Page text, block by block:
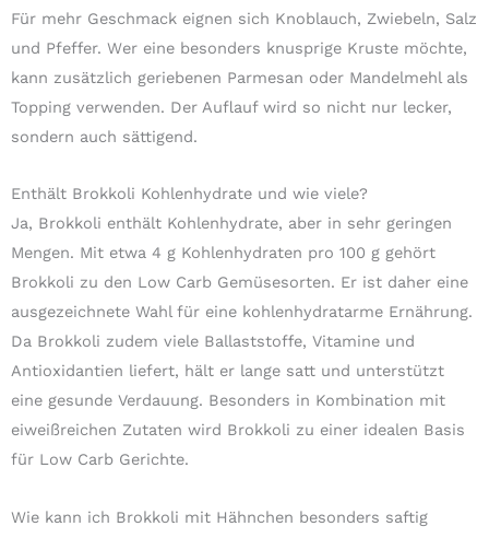
Für mehr Geschmack eignen sich Knoblauch, Zwiebeln, Salz
und Pfeffer. Wer eine besonders knusprige Kruste möchte,
kann zusätzlich geriebenen Parmesan oder Mandelmehl als
Topping verwenden. Der Auflauf wird so nicht nur lecker,
sondern auch sättigend.
Enthält Brokkoli Kohlenhydrate und wie viele?
Ja, Brokkoli enthält Kohlenhydrate, aber in sehr geringen
Mengen. Mit etwa 4 g Kohlenhydraten pro 100 g gehört
Brokkoli zu den Low Carb Gemüsesorten. Er ist daher eine
ausgezeichnete Wahl für eine kohlenhydratarme Ernährung.
Da Brokkoli zudem viele Ballaststoffe, Vitamine und
Antioxidantien liefert, hält er lange satt und unterstützt
eine gesunde Verdauung. Besonders in Kombination mit
eiweißreichen Zutaten wird Brokkoli zu einer idealen Basis
für Low Carb Gerichte.
Wie kann ich Brokkoli mit Hähnchen besonders saftig